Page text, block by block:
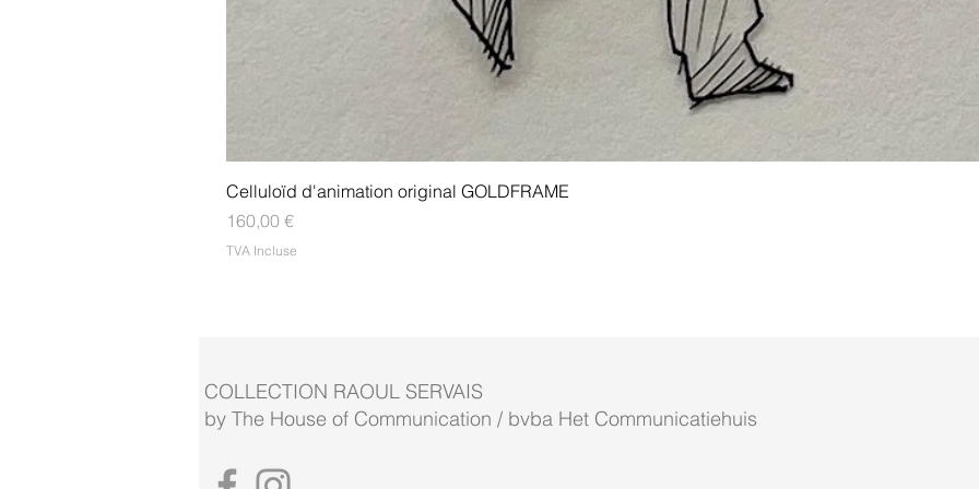
Celluloïd d'animation original GOLDFRAME
Prix
160,00 €
TVA Incluse
COLLECTION RAOUL SERVAIS
by The House of Communication / bvba Het Communicatiehuis